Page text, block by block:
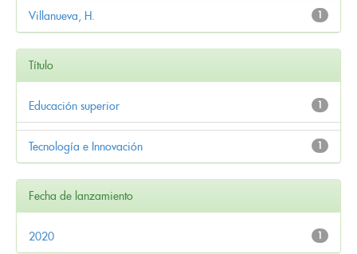
1
Villanueva, H.
Título
1
Educación superior
1
Tecnología e Innovación
Fecha de lanzamiento
1
2020